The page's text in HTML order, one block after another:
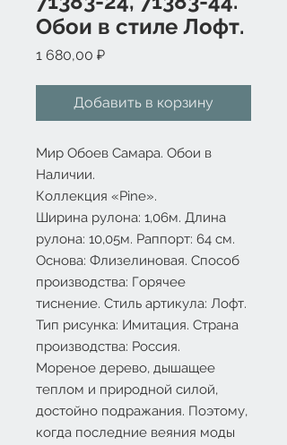
Обои в стиле Лофт.
1 680,00 ₽Цена
Добавить в корзину
Мир Обоев Самара. Обои в
Наличии.
Коллекция «Pine».
Ширина рулона: 1,06м. Длина
рулона: 10,05м. Раппорт: 64 см.
Основа: Флизелиновая. Способ
производства: Горячее
тиснение. Стиль артикула: Лофт.
Тип рисунка: Имитация. Страна
производства: Россия.
Мореное дерево, дышащее
теплом и природной силой,
достойно подражания. Поэтому,
когда последние веяния моды